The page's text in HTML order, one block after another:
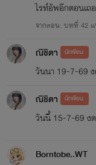
ไรท์อัพอีกตอนเถ
จากตอน: บทที่ 42
ณิชิตา นักเขียน
วันนา 19-7-69
ณิชิตา นักเขียน
วันนี้ 15-7-69 ง
Borntobe..WT